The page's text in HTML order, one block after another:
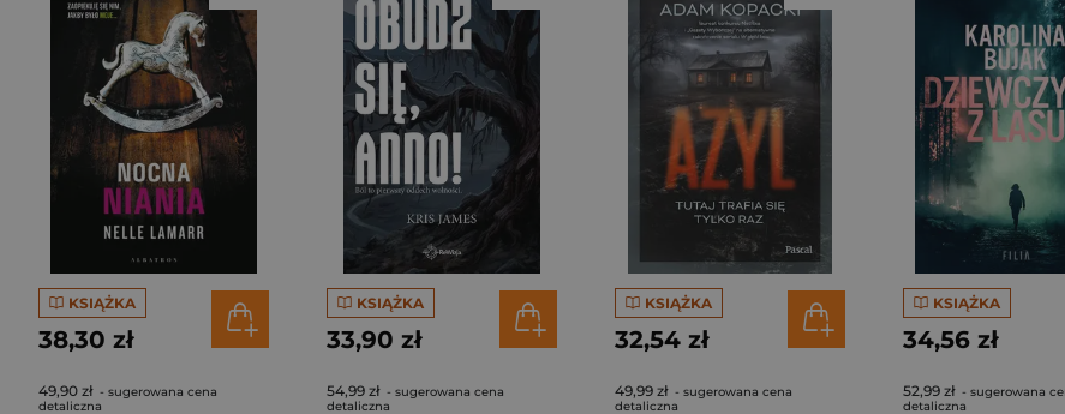
KSIĄŻKA
38,30 zł
49,90 zł - sugerowana cena
detaliczna
KSIĄŻKA
33,90 zł
54,99 zł - sugerowana cena
detaliczna
KSIĄŻKA
32,54 zł
49,99 zł - sugerowana cena
detaliczna
KSIĄŻKA
34,56 zł
52,99 zł - sugerowana
detaliczna